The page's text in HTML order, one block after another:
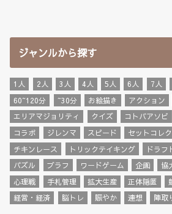
ジャンルから探す
1人 2人 3人 4人 5人 6人 7人
60~120分
~30分 お絵描き アクション
エリアマジョリティ
クイズ コトバアソビ
コラボ
ジレンマ スピード セットコレ
チキンレース
トリックテイキング ドラフ
パズル
ブラフ ワードゲーム 企画 協
心理戦
手札管理 拡大生産 正体隠匿
経営・経済
脳トレ 賑やか 連想 陣取